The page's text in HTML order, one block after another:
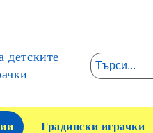
детските
Градински играчки